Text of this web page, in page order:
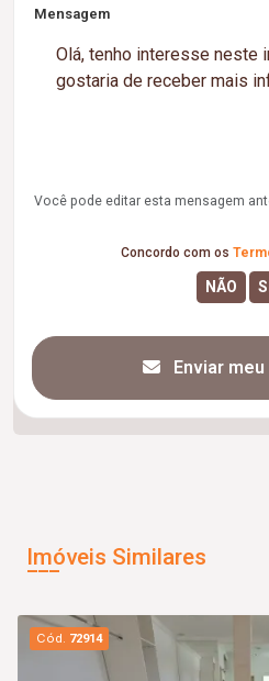
Mensagem
Você pode editar esta mensagem
Concordo com os
Enviar
Imóveis Similares
Cód. 72914